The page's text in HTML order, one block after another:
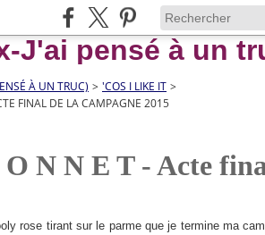
À UN TRUC) > 'COS I LIKE IT >
FINAL DE LA CAMPAGNE 2015
N N E T - Acte
rose tirant sur le parme que je termine ma